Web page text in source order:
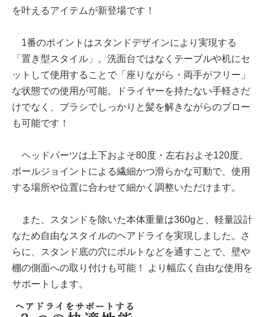
を叶えるアイテムが新登場です！
1番のポイントはスタンドデザインにより実現する
「置き型スタイル」。洗面台ではなくテーブルや机にセ
ットして使用することで「座りながら・両手がフリー」
な状態での使用が可能。ドライヤーを持たない手軽さだ
けでなく、ブラシでしっかりと髪を解きながらのブロー
も可能です！
ヘッドパーツは上下およそ80度・左右およそ120度、
ボールジョイントによる繊細かつ滑らかな可動で、使用
する場所や位置に合わせて細かく調整いただけます。
また、スタンドを除いた本体重量は360gと、軽量設計
なため自由なスタイルのヘアドライを実現しました。さ
らに、スタンド底の穴にボルトなどを通すことで、壁や
棚の側面への取り付けも可能！ より幅広く自由な使用を
サポートします。